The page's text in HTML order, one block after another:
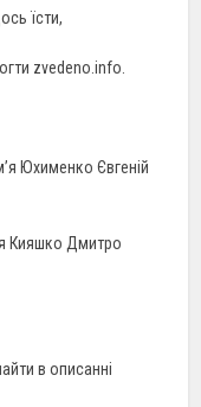
їсти,
zvedeno.info.
Юхименко Євгеній
Кияшко Дмитро
в описанні